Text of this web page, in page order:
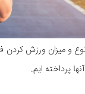
و میزان ورزش کردن
پرداخته ایم.